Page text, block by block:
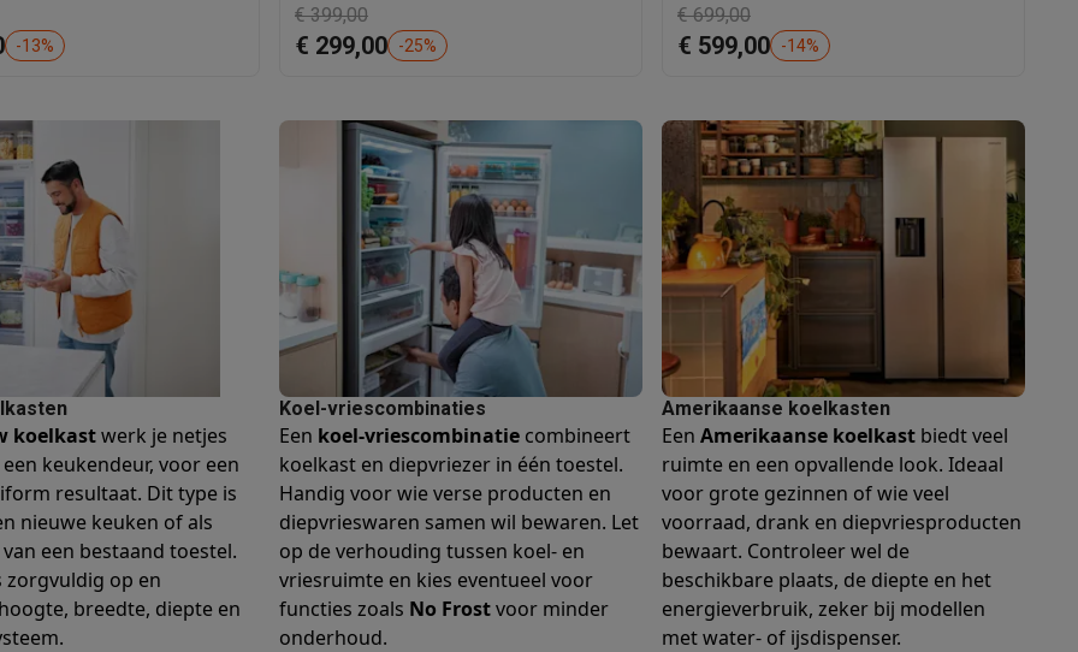
Hogedrukreinigers DweilsystemenAccessoires
strijkplanken
Weerstations
droogkast sets Was-droogcombinaties Tussenkaders en sokkels
Droogrekken
GPS trackers dieren
Multistylers
TondeusesScheerkoppenAccessoires
Accessoires
Massage guns
apparaten Bloedcirculatie apparatenInfraroodlampenThermometers
Accessoires
Luchtbevochtigers
-13%
€ 399,00
€ 299,00 -25%
€ 699,00
€ 599,00 -14%
koelkastwerk je netjes
keukendeur, voor een
resultaat. Dit type is
nieuwe keuken of als
een bestaand toestel.
zorgvuldig op en
breedte, diepte en
Koel-vriescombinaties
Een koel-vriescombinatie combineert
koelkast en diepvriezer in één toestel.
Handig voor wie verse producten en
diepvrieswaren samen wil bewaren. Let
op de verhouding tussen koel- en
vriesruimte en kies eventueel voor
functies zoals No Frostvoor minder
onderhoud.
Amerikaanse koelkasten
Een Amerikaanse koelkast biedt veel
ruimte en een opvallende look. Ideaal
voor grote gezinnen of wie veel
voorraad, drank en diepvriesproducten
bewaart. Controleer wel de
beschikbare plaats, de diepte en het
energieverbruik, zeker bij modellen
met water- of ijsdispenser.